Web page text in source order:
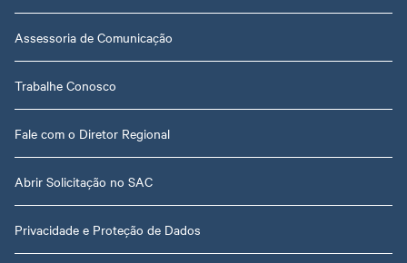
Assessoria de Comunicação
Trabalhe Conosco
Fale com o Diretor Regional
Abrir Solicitação no SAC
Privacidade e Proteção de Dados